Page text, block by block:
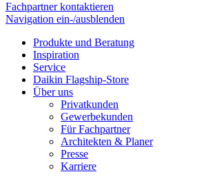
Fachpartner kontaktieren
Navigation ein-/ausblenden
Produkte und Beratung
Inspiration
Service
Daikin Flagship-Store
Über uns
Privatkunden
Gewerbekunden
Für Fachpartner
Architekten & Planer
Presse
Karriere